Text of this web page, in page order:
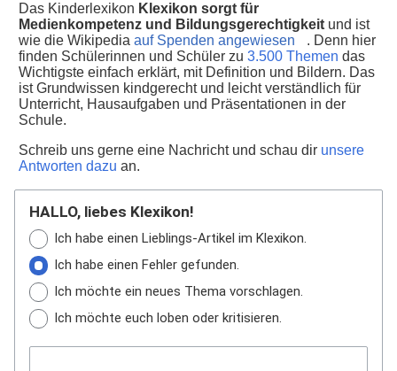
Das Kinderlexikon Klexikon sorgt für
Medienkompetenz und Bildungsgerechtigkeit und ist
wie die Wikipedia auf Spenden angewiesen
. Denn hier
finden Schülerinnen und Schüler zu 3.500 Themen das
Wichtigste einfach erklärt, mit Definition und Bildern. Das
ist Grundwissen kindgerecht und leicht verständlich für
Unterricht, Hausaufgaben und Präsentationen in der
Schule.
Schreib uns gerne eine Nachricht und schau dir unsere
Antworten dazu an.
HALLO, liebes Klexikon!
Ich habe einen Lieblings-Artikel im Klexikon.
Ich habe einen Fehler gefunden.
Ich möchte ein neues Thema vorschlagen.
Ich möchte euch loben oder kritisieren.